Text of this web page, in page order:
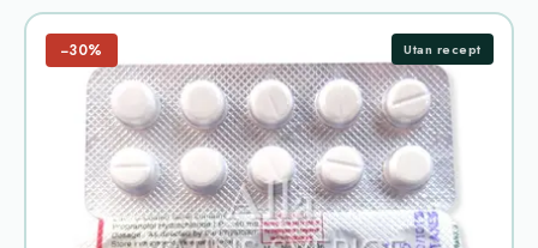
−30% Utan recept